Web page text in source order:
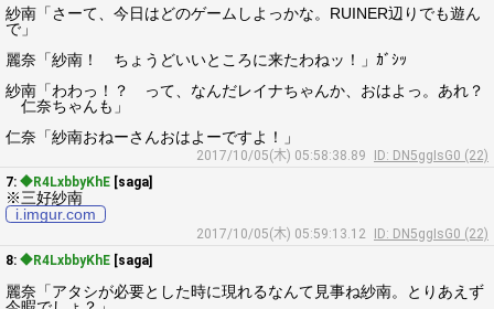
紗南「さーて、今日はどのゲームしよっかな。RUINER辺りでも遊ん
で」
麗奈「紗南！ ちょうどいいところに来たわねッ！」ｶﾞｼｯ
紗南「わわっ！？ って、なんだレイナちゃんか、おはよっ。あれ？
仁奈ちゃんも」
仁奈「紗南おねーさんおはよーですよ！」
2017/10/05(木) 05:58:38.89
ID: DN5ggIsG0 (22)
7: ◆R4LxbbyKhE [saga]
※三好紗南
i.imgur.com
2017/10/05(木) 05:59:13.12
ID: DN5ggIsG0 (22)
8: ◆R4LxbbyKhE [saga]
麗奈「アタシが必要とした時に現れるなんて見事ね紗南。とりあえず